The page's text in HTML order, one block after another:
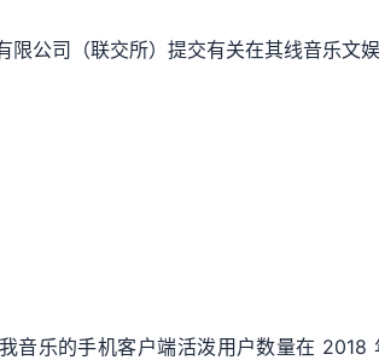
公司（联交所）提交有关在其线音乐文
音乐的手机客户端活泼用户数量在